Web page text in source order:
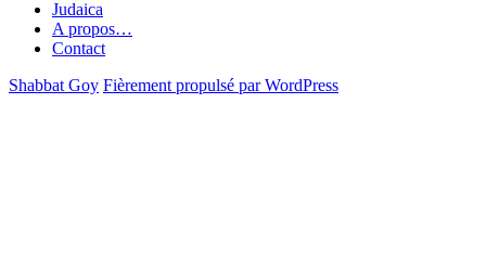
Judaica
A propos…
Contact
Shabbat Goy Fièrement propulsé par WordPress